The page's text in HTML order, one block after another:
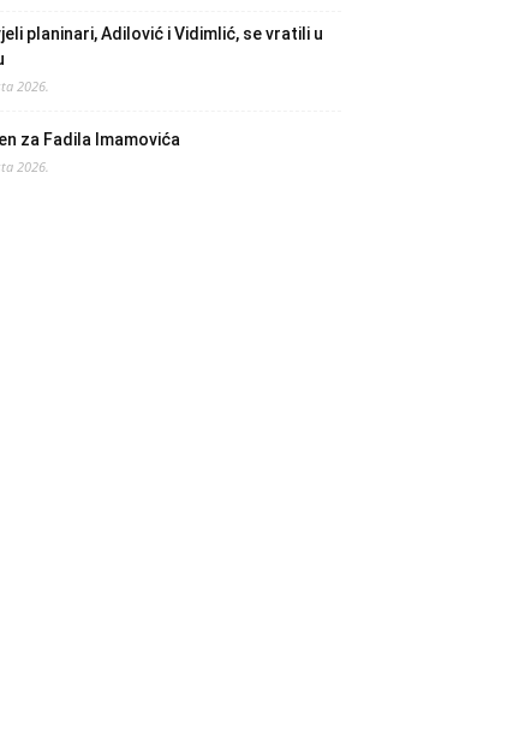
planinari, Adilović i Vidimlić, se vratili u
2026.
za Fadila Imamovića
2026.